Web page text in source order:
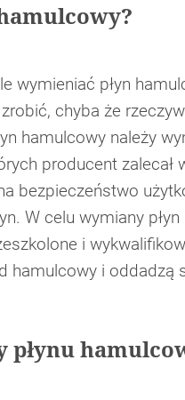
wymieniać płyn
chyba że
hamulcowy należy
producent
bezpieczeństwo
W celu wymiany
i
hamulcowy i oddadzą
płynu